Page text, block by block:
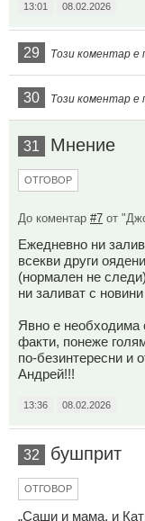
13:01 08.02.2026
29 Този коментар
30 Този коментар
31 Мнение
ОТГОВОР
До коментар #7 от
Ежедневно ни
всекви други
(нормален не
ни заливат с
Явно е необходима
факти, понеже
по-безинтересни и
Андрей!!!
13:36 08.02.2026
32 бушприт
ОТГОВОР
„Саши и мама, и